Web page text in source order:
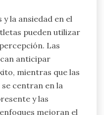
frente al
la ansiedad en el